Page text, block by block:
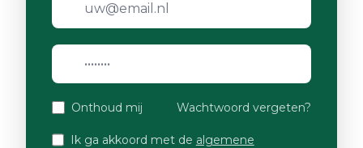
Onthoud mij Wachtwoord vergeten?
Ik ga akkoord met de algemene